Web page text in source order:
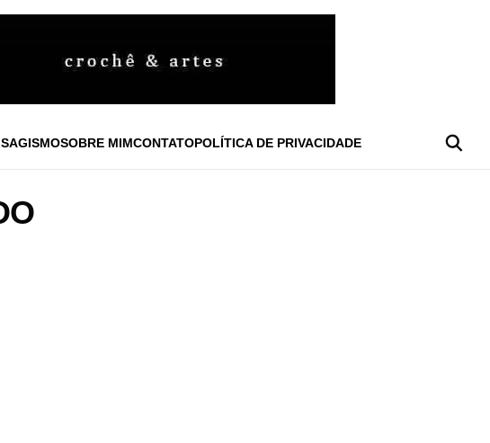
SOBRE MIMCONTATOPOLÍTICA DE PRIVACIDADE